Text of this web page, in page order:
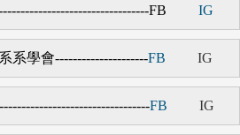
FB IG
系學會---------------------FB IG
FB IG